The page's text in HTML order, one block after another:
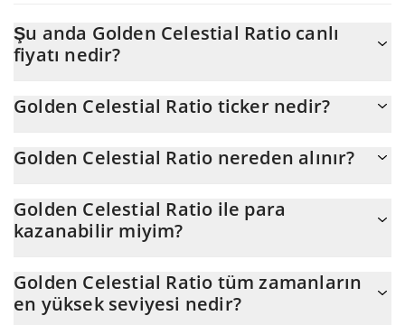
Şu anda Golden Celestial Ratio canlı
fiyatı nedir?
$ 0,000029'dır
Golden Celestial Ratio ticker nedir?
Golden Celestial Ratio nereden alınır?
transfer yoluyla satın alabilirsiniz. Ve Golden Celestial Ratio
ticareti yapmanın en iyi yolu bir 3commas botudur.
Golden Celestial Ratio ile para
kazanabilir miyim?
zengin olmayı beklememelisiniz. Bir şey gerçek olamayacak kadar
iyi göründüğünde veya temel ekonomik ilkelere aykırı olduğunda
Golden Celestial Ratio tüm zamanların
en yüksek seviyesi nedir?